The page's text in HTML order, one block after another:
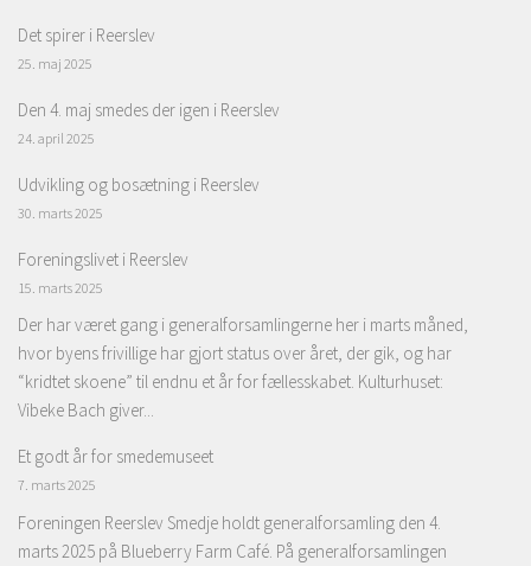
Det spirer i Reerslev
25. maj 2025
Den 4. maj smedes der igen i Reerslev
24. april 2025
Udvikling og bosætning i Reerslev
30. marts 2025
Foreningslivet i Reerslev
15. marts 2025
Der har været gang i generalforsamlingerne her i marts måned,
hvor byens frivillige har gjort status over året, der gik, og har
“kridtet skoene” til endnu et år for fællesskabet. Kulturhuset:
Vibeke Bach giver...
Et godt år for smedemuseet
7. marts 2025
Foreningen Reerslev Smedje holdt generalforsamling den 4.
marts 2025 på Blueberry Farm Café. På generalforsamlingen